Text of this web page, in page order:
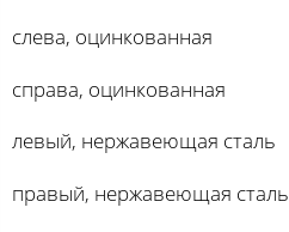
слева, оцинкованная
справа, оцинкованная
левый, нержавеющая сталь
правый, нержавеющая сталь